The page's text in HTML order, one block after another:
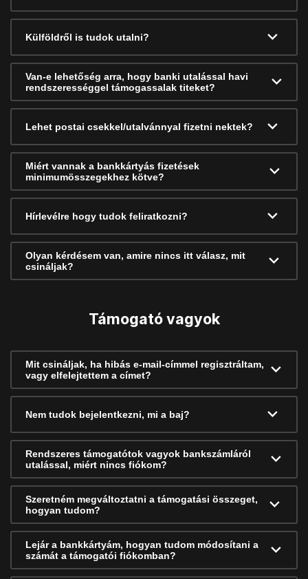
Külföldről is tudok utalni?
Van-e lehetőség arra, hogy banki utalással havi
rendszerességgel támogassalak titeket?
Lehet postai csekkel/utalvánnyal fizetni nektek?
Miért vannak a bankkártyás fizetések
minimumösszegekhez kötve?
Hírlevélre hogy tudok feliratkozni?
Olyan kérdésem van, amire nincs itt válasz, mit
csináljak?
Támogató vagyok
Mit csináljak, ha hibás e-mail-címmel regisztráltam,
vagy elfelejtettem a címet?
Nem tudok bejelentkezni, mi a baj?
Rendszeres támogatótok vagyok bankszámláról
utalással, miért nincs fiókom?
Szeretném megváltoztatni a támogatási összeget,
hogyan tudom?
Lejár a bankkártyám, hogyan tudom módosítani a
számát a támogatói fiókomban?